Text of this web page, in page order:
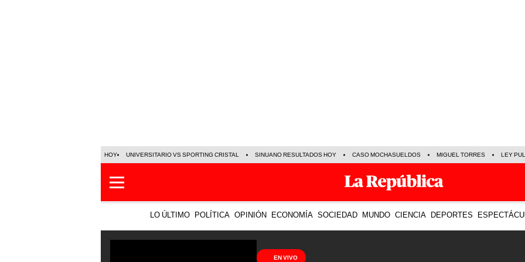
HOY UNIVERSITARIO VS SPORTING CRISTAL SINUANO RESULTADOS HOY CASO MOCHASUELDOS MIGUEL TORRES LEY
LO ÚLTIMO POLÍTICA OPINIÓN ECONOMÍA SOCIEDAD MUNDO CIENCIA DEPORTES
EN VIVO